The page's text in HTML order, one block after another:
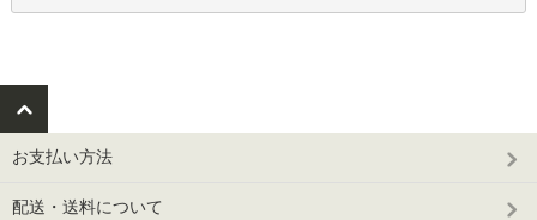
お支払い方法
配送・送料について